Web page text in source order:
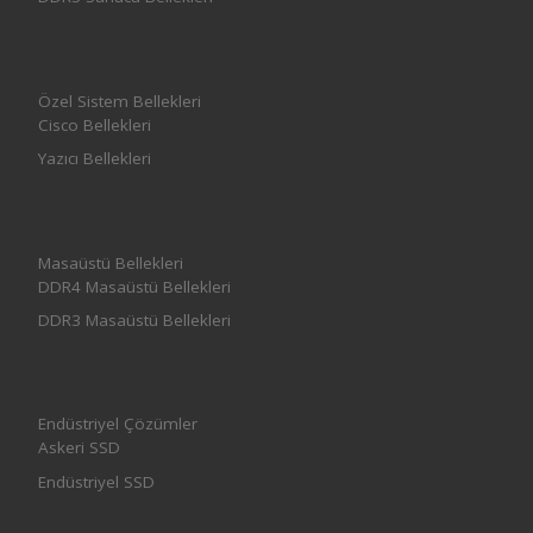
Özel Sistem Bellekleri
Cisco Bellekleri
Yazıcı Bellekleri
Masaüstü Bellekleri
DDR4 Masaüstü Bellekleri
DDR3 Masaüstü Bellekleri
Endüstriyel Çözümler
Askeri SSD
Endüstriyel SSD